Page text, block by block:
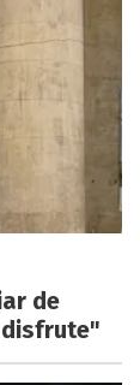
de
disfrute"